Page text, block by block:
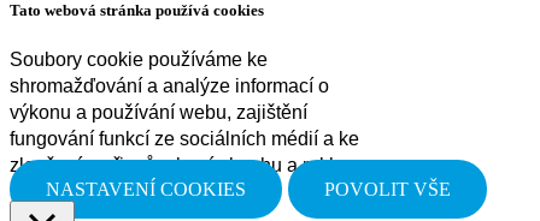
Tato webová stránka používá cookies
Soubory cookie používáme ke
shromažďování a analýze informací o
výkonu a používání webu, zajištění
fungování funkcí ze sociálních médií a ke
zlepšení a přizpůsobení obsahu a reklam.
NASTAVENÍ COOKIES
POVOLIT VŠE